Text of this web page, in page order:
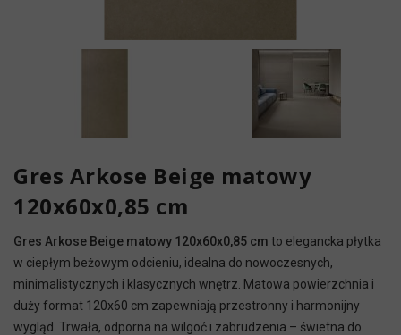
Gres Arkose Beige matowy
120x60x0,85 cm
Gres Arkose Beige matowy 120x60x0,85 cm to elegancka płytka
w ciepłym beżowym odcieniu, idealna do nowoczesnych,
minimalistycznych i klasycznych wnętrz. Matowa powierzchnia i
duży format 120x60 cm zapewniają przestronny i harmonijny
wygląd. Trwała, odporna na wilgoć i zabrudzenia – świetna do